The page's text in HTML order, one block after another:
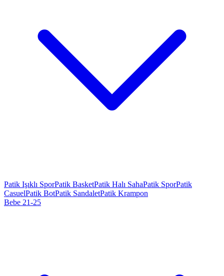
Patik Işıklı SporPatik BasketPatik Halı SahaPatik SporPatik
CasuelPatik BotPatik SandaletPatik Krampon
Bebe 21-25